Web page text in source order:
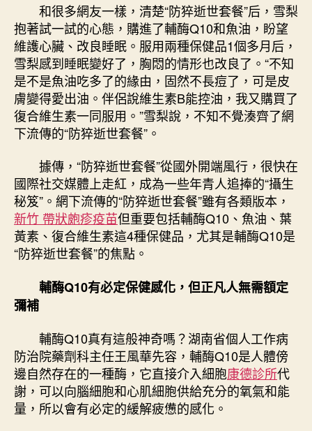
和很多網友一樣，清楚“防猝逝世套餐”后，雪梨
抱著試一試的心態，購進了輔酶Q10和魚油，盼望
維護心臟、改良睡眠。服用兩種保健品1個多月后，
雪梨感到睡眠變好了，胸悶的情形也改良了。“不知
是不是魚油吃多了的緣由，固然不長痘了，可是皮
膚變得愛出油。伴侶說維生素B能控油，我又購買了
復合維生素一同服用。”雪梨說，不知不覺湊齊了網
下流傳的“防猝逝世套餐”。
據傳，“防猝逝世套餐”從國外開端風行，很快在
國際社交媒體上走紅，成為一些年青人追捧的“攝生
秘笈”。網下流傳的“防猝逝世套餐”雖有各類版本，
新竹 帶狀皰疹疫苗但重要包括輔酶Q10、魚油、葉
黃素、復合維生素這4種保健品，尤其是輔酶Q10是
“防猝逝世套餐”的焦點。
輔酶Q10有必定保健感化，但正凡人無需額定
彌補
輔酶Q10真有這般神奇嗎？湖南省個人工作病
防治院藥劑科主任王風華先容，輔酶Q10是人體傍
邊自然存在的一種酶，它直接介入細胞康德診所代
謝，可以向腦細胞和心肌細胞供給充分的氧氣和能
量，所以會有必定的緩解疲憊的感化。